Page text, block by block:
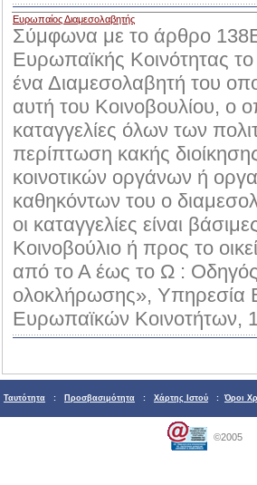
Ευρωπαίος Διαμεσολαβητής
Σύμφωνα με το άρθρο
Ευρωπαϊκής Κοινότητας
ένα Διαμεσολαβητή του
αυτή του Κοινοβουλίου, ο
καταγγελίες όλων των
περίπτωση κακής
κοινοτικών οργάνων ή
καθηκόντων του ο
οι καταγγελίες είναι
Κοινοβούλιο ή προς το
από το Α έως το Ω :
ολοκλήρωσης»,
Ευρωπαϊκών Κοινοτήτων,
Ταυτότητα : Προσβασιμότητα : Χάρτης Ιστού : Όροι
©2005